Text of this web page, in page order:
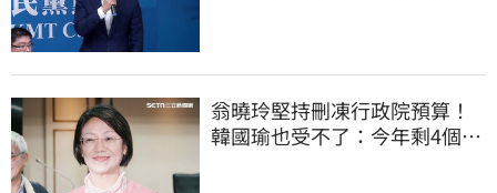
翁曉玲堅持刪凍行政院預算！
韓國瑜也受不了：今年剩4個月